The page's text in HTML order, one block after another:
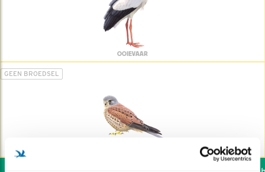
OOIEVAAR
GEEN BROEDSEL